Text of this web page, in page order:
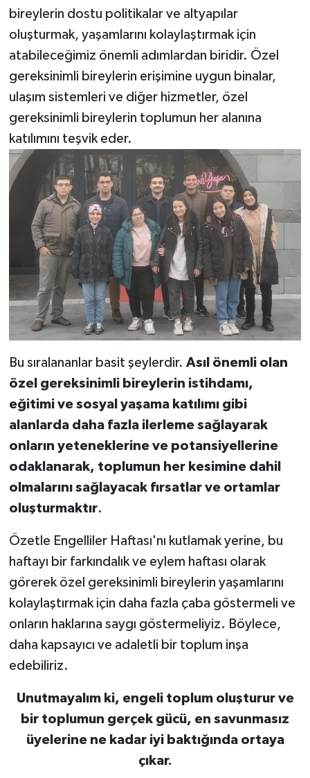
bireylerin dostu politikalar ve altyapılar
oluşturmak, yaşamlarını kolaylaştırmak için
atabileceğimiz önemli adımlardan biridir. Özel
gereksinimli bireylerin erişimine uygun binalar,
ulaşım sistemleri ve diğer hizmetler, özel
gereksinimli bireylerin toplumun her alanına
katılımını teşvik eder.
Bu sıralananlar basit şeylerdir. Asıl önemli olan
özel gereksinimli bireylerin istihdamı,
eğitimi ve sosyal yaşama katılımı gibi
alanlarda daha fazla ilerleme sağlayarak
onların yeteneklerine ve potansiyellerine
odaklanarak, toplumun her kesimine dahil
olmalarını sağlayacak fırsatlar ve ortamlar
oluşturmaktır.
Özetle Engelliler Haftası'nı kutlamak yerine, bu
haftayı bir farkındalık ve eylem haftası olarak
görerek özel gereksinimli bireylerin yaşamlarını
kolaylaştırmak için daha fazla çaba göstermeli ve
onların haklarına saygı göstermeliyiz. Böylece,
daha kapsayıcı ve adaletli bir toplum inşa
edebiliriz.
Unutmayalım ki, engeli toplum oluşturur ve
bir toplumun gerçek gücü, en savunmasız
üyelerine ne kadar iyi baktığında ortaya
çıkar.